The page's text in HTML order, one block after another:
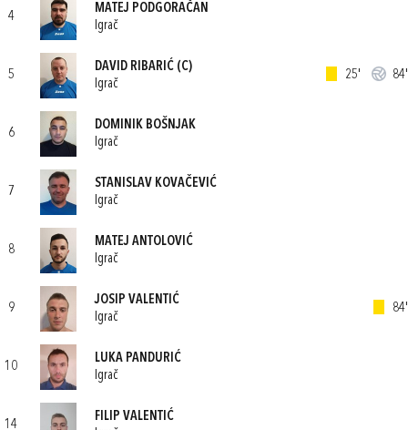
4
MATEJ PODGORAČAN
Igrač
5
DAVID RIBARIĆ (C)
Igrač
25' 84'
6
DOMINIK BOŠNJAK
Igrač
7
STANISLAV KOVAČEVIĆ
Igrač
8
MATEJ ANTOLOVIĆ
Igrač
9
JOSIP VALENTIĆ
Igrač
84'
10
LUKA PANDURIĆ
Igrač
14
FILIP VALENTIĆ